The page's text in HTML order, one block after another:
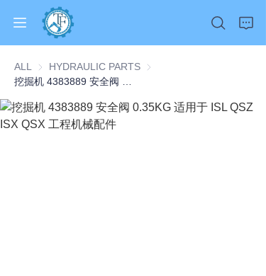
ALL HYDRAULIC PARTS HYDRAULIC PARTS
Home